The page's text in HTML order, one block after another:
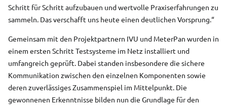
Schritt für Schritt aufzubauen und wertvolle Praxiserfahrungen zu
sammeln. Das verschafft uns heute einen deutlichen Vorsprung.“
Gemeinsam mit den Projektpartnern IVU und MeterPan wurden in
einem ersten Schritt Testsysteme im Netz installiert und
umfangreich geprüft. Dabei standen insbesondere die sichere
Kommunikation zwischen den einzelnen Komponenten sowie
deren zuverlässiges Zusammenspiel im Mittelpunkt. Die
gewonnenen Erkenntnisse bilden nun die Grundlage für den